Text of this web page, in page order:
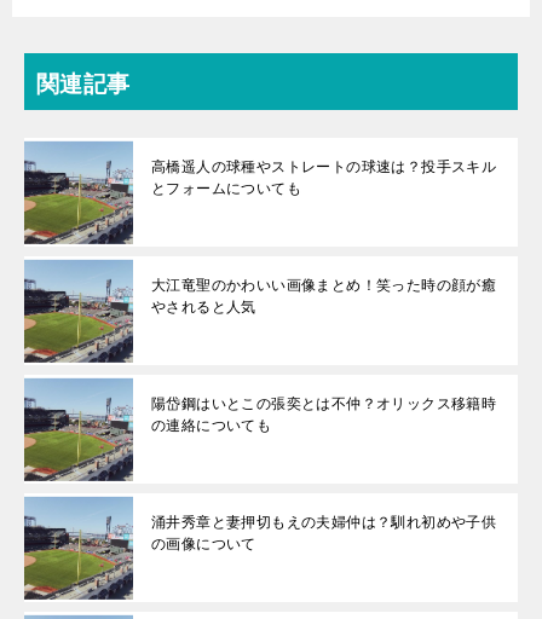
関連記事
高橋遥人の球種やストレートの球速は？投手スキル
とフォームについても
大江竜聖のかわいい画像まとめ！笑った時の顔が癒
やされると人気
陽岱鋼はいとこの張奕とは不仲？オリックス移籍時
の連絡についても
涌井秀章と妻押切もえの夫婦仲は？馴れ初めや子供
の画像について